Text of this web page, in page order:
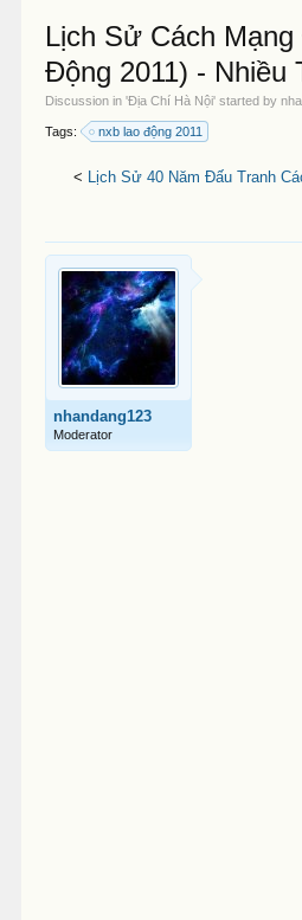
Lịch Sử Cách
Động 2011) - Nhiều
Discussion in 'Địa Chí Hà Nội' started by
Tags: nxb lao động 2011
< Lịch Sử 40 Năm Đấu Tranh
nhandang123
Moderator